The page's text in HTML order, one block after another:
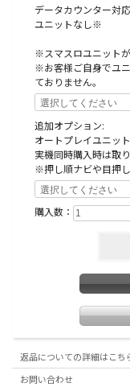
※スマスロユニ
データカウンター対
ユニットなし※ ：
※スマスロユニット
※お客様ご自身でユ
ておりません。
追加オプション:
オートプレイユニッ
実機同時購入時は取
※押し順ナビや目押
購入数：
返品についての詳細はこち
お問い合わせ